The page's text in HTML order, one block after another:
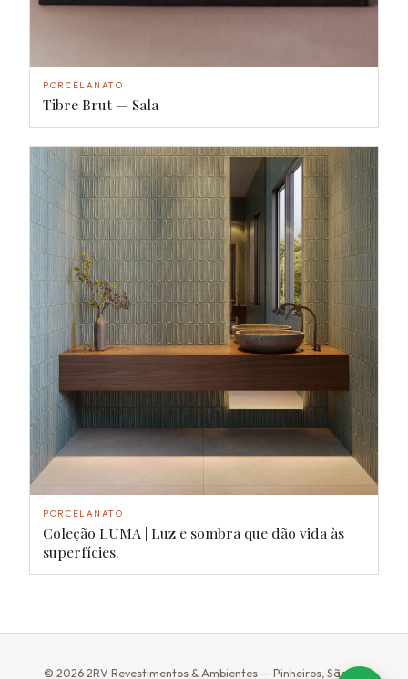
PORCELANATO
Tibre Brut — Sala
PORCELANATO
Coleção LUMA | Luz e sombra que dão vida às
superfícies.
© 2026 2RV Revestimentos & Ambientes — Pinheiros, São